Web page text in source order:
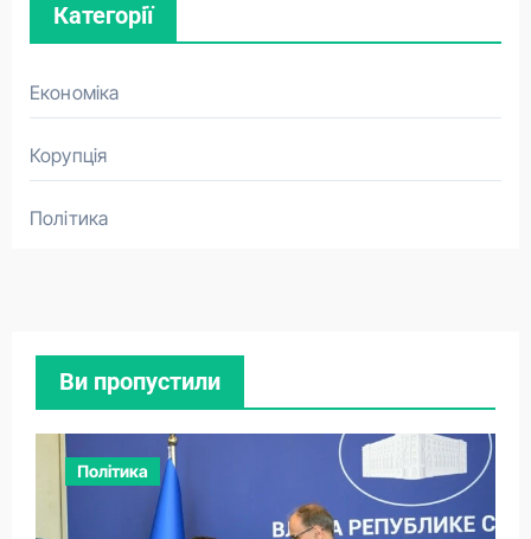
Категорії
Економіка
Корупція
Політика
Ви пропустили
Політика